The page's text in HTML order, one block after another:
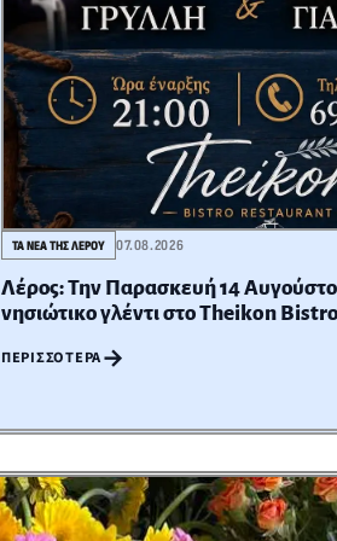
ΤΑ ΝΕΑ ΤΗΣ ΛΕΡΟΥ 07.08.2026
Λέρος: Την Παρασκευή 14
νησιώτικο γλέντι στο Theikon
ΠΕΡΙΣΣΌΤΕΡΑ→